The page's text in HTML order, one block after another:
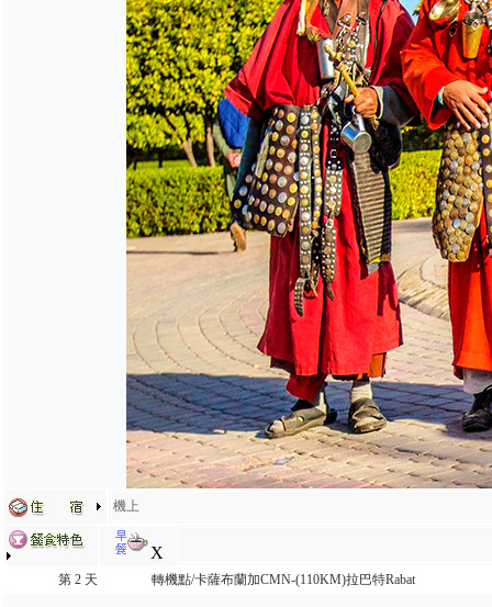
機上
X
第 2 天 轉機點/卡薩布蘭加CMN-(110KM)拉巴特Rabat